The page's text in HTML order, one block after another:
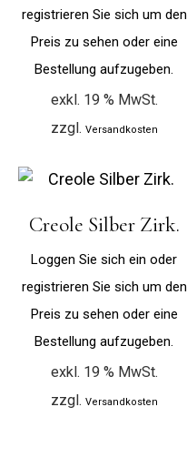
registrieren Sie sich um den
Preis zu sehen oder eine
Bestellung aufzugeben.
exkl. 19 % MwSt.
zzgl. Versandkosten
Creole Silber Zirk.
Loggen Sie sich ein oder
registrieren Sie sich um den
Preis zu sehen oder eine
Bestellung aufzugeben.
exkl. 19 % MwSt.
zzgl. Versandkosten